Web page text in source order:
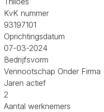
KvK nummer
93197101
Oprichtingsdatum
07-03-2024
Bedrijfsvorm
Vennootschap Onder Firma
Jaren actief
2
Aantal werknemers